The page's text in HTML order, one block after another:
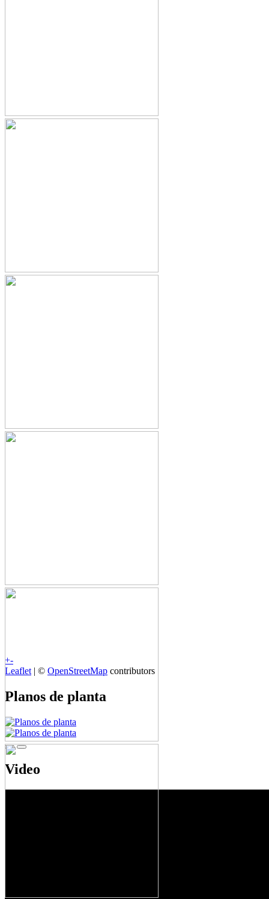
+-
Leaflet | © OpenStreetMap contributors
Planos de planta
Video